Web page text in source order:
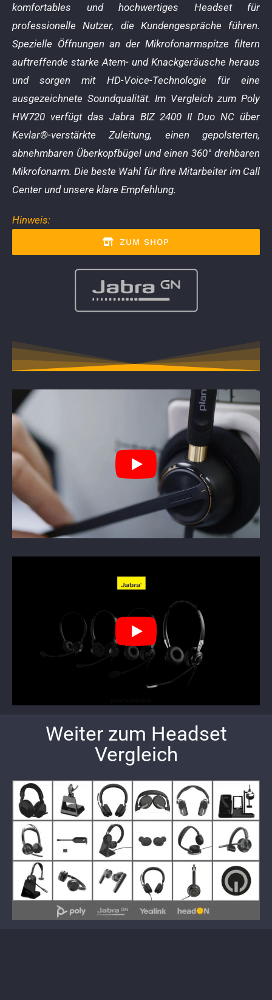
komfortables und hochwertiges Headset für
professionelle Nutzer, die Kundengespräche führen.
Spezielle Öffnungen an der Mikrofonarmspitze filtern
auftreffende starke Atem- und Knackgeräusche heraus
und sorgen mit HD-Voice-Technologie für eine
ausgezeichnete Soundqualität.Im Vergleich zum Poly
HW720 verfügt das Jabra BIZ 2400 II Duo NC über
Kevlar®-verstärkte Zuleitung, einen gepolsterten,
abnehmbaren Überkopfbügel und einen 360° drehbaren
Mikrofonarm. Die beste Wahl für Ihre Mitarbeiter im Call
Center und unsere klare Empfehlung.
Hinweis:
ZUM SHOP
Weiter zum Headset
Vergleich